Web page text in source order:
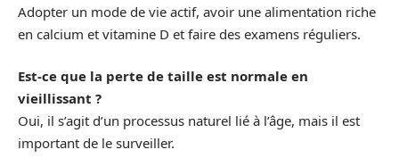
Adopter un mode de vie actif, avoir une alimentation riche
en calcium et vitamine D et faire des examens réguliers.
Est-ce que la perte de taille est normale en
vieillissant ?
Oui, il s’agit d’un processus naturel lié à l’âge, mais il est
important de le surveiller.